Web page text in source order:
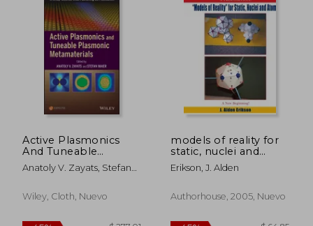
Active Plasmonics
And Tuneable
Plasmonic
Metamaterials
Anatoly V. Zayats, Stefan
Wiley, Cloth, Nuevo
models of reality for
static, nuclei and
atoms (en Inglés)
Erikson, J. Alden
Authorhouse, 2005, Nuevo